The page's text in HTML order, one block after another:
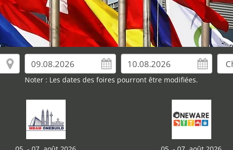
Noter : Les dates des foires pourront être modifiées.